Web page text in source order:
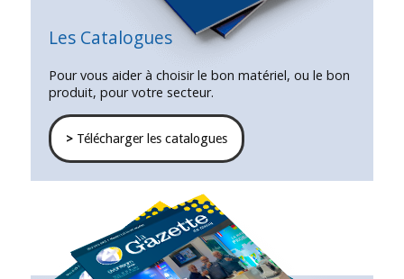
Les Catalogues
Pour vous aider à choisir le bon matériel, ou le bon
produit, pour votre secteur.
>Télécharger les catalogues